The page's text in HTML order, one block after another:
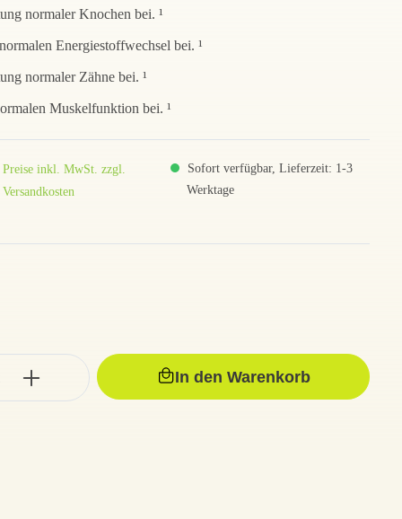
normaler Knochen bei. ¹
Energiestoffwechsel bei. ¹
normaler Zähne bei. ¹
Muskelfunktion bei. ¹
Preise inkl. MwSt. zzgl.
Versandkosten
Sofort verfügbar, Lieferzeit: 1-3
Werktage
In den Warenkorb